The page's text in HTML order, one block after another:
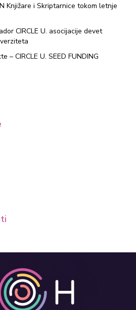
Knjižare i Skriptarnice tokom letnje
CIRCLE U. asocijacije devet
– CIRCLE U. SEED FUNDING